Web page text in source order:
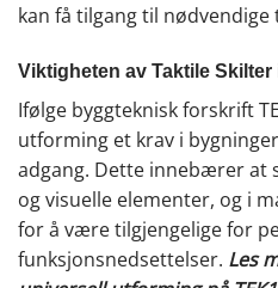
kan få tilgang til
Viktigheten av Taktile
Ifølge byggteknisk forskrift
utforming et krav i
adgang. Dette innebærer at
og visuelle elementer, og i
for å være tilgjengelige for
funksjonsnedsettelser. Les